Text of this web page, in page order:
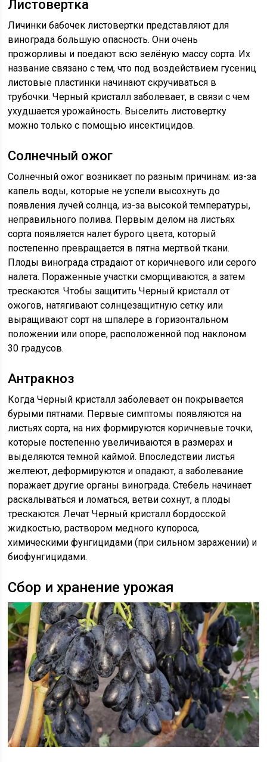
Листовертка
Личинки бабочек листовертки представляют для
винограда большую опасность. Они очень
прожорливы и поедают всю зелёную массу сорта. Их
название связано с тем, что под воздействием гусениц
листовые пластинки начинают скручиваться в
трубочки. Черный кристалл заболевает, в связи с чем
ухудшается урожайность. Выселить листовертку
можно только с помощью инсектицидов.
Солнечный ожог
Солнечный ожог возникает по разным причинам: из-за
капель воды, которые не успели высохнуть до
появления лучей солнца, из-за высокой температуры,
неправильного полива. Первым делом на листьях
сорта появляется налет бурого цвета, который
постепенно превращается в пятна мертвой ткани.
Плоды винограда страдают от коричневого или серого
налета. Пораженные участки сморщиваются, а затем
трескаются. Чтобы защитить Черный кристалл от
ожогов, натягивают солнцезащитную сетку или
выращивают сорт на шпалере в горизонтальном
положении или опоре, расположенной под наклоном
30 градусов.
Антракноз
Когда Черный кристалл заболевает он покрывается
бурыми пятнами. Первые симптомы появляются на
листьях сорта, на них формируются коричневые точки,
которые постепенно увеличиваются в размерах и
выделяются темной каймой. Впоследствии листья
желтеют, деформируются и опадают, а заболевание
поражает другие органы винограда. Стебель начинает
раскалываться и ломаться, ветви сохнут, а плоды
трескаются. Лечат Черный кристалл бордосской
жидкостью, раствором медного купороса,
химическими фунгицидами (при сильном заражении) и
биофунгицидами.
Сбор и хранение урожая